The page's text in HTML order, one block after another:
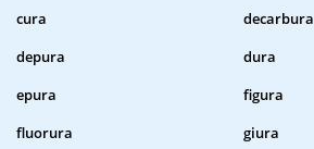
cura
decarbura
depura
dura
epura
figura
fluorura
giura